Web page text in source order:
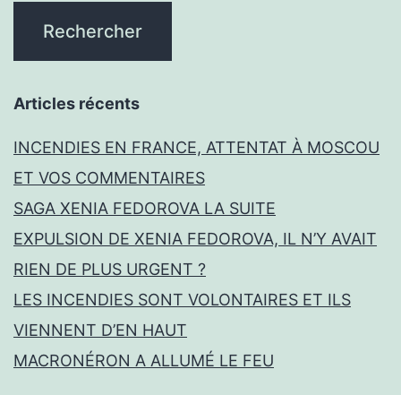
Articles récents
INCENDIES EN FRANCE, ATTENTAT À MOSCOU
ET VOS COMMENTAIRES
SAGA XENIA FEDOROVA LA SUITE
EXPULSION DE XENIA FEDOROVA, IL N’Y AVAIT
RIEN DE PLUS URGENT ?
LES INCENDIES SONT VOLONTAIRES ET ILS
VIENNENT D’EN HAUT
MACRONÉRON A ALLUMÉ LE FEU